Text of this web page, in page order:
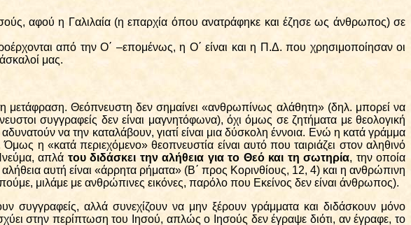
αφού η Γαλιλαία (η επαρχία όπου ανατράφηκε και έζησε ως άνθρωπος) σε
από την Ο΄ –επομένως, η Ο΄ είναι και η Π.Δ. που χρησιμοποίησαν οι
μας.
μετάφραση. Θεόπνευστη δεν σημαίνει «ανθρωπίνως αλάθητη» (δηλ. μπορεί να
συγγραφείς δεν είναι μαγνητόφωνα), όχι όμως σε ζητήματα με θεολογική
να την καταλάβουν, γιατί είναι μια δύσκολη έννοια. Ενώ η κατά γράμμα
η «κατά περιεχόμενο» θεοπνευστία είναι αυτό που ταιριάζει στον αληθινό
απλά του διδάσκει την αλήθεια για το Θεό και τη σωτηρία, την οποία
αυτή είναι «άρρητα ρήματα» (Β΄ προς Κορινθίους, 12, 4) και η ανθρώπινη
μιλάμε με ανθρώπινες εικόνες, παρόλο που Εκείνος δεν είναι άνθρωπος).
συγγραφείς, αλλά συνεχίζουν να μην ξέρουν γράμματα και διδάσκουν μόνο
στην περίπτωση του Ιησού, απλώς ο Ιησούς δεν έγραψε διότι, αν έγραφε, το